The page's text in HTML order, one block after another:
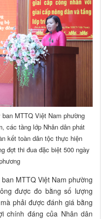
MTTQ Việt Nam phường
các tầng lớp Nhân dân phát
kết toàn dân tộc thực hiện
đợt thi đua đặc biệt 500 ngày
MTTQ Việt Nam phường
được đo bằng số lượng
phải được đánh giá bằng
chính đáng của Nhân dân